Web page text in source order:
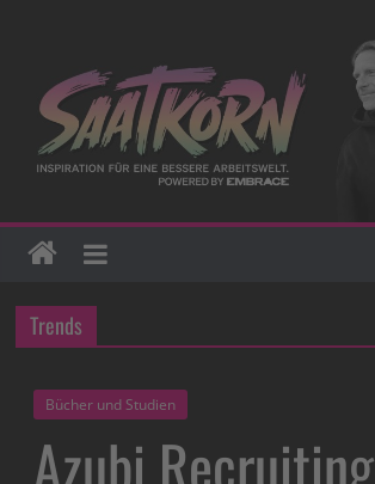
Trends
Bücher und Studien
Azubi Recruiting